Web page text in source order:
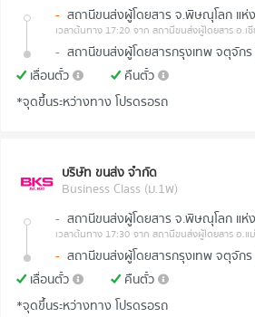
- สถานีขนส่งผู้โดยสาร จ.พิษณุโลก แห่
เวลาต้นทาง 17:20 จาก สถานีขนส่งผู้โดยสาร อ.เ
- สถานีขนส่งผู้โดยสารกรุงเทพ จตุจัก
เลื่อนตั๋ว
คืนตั๋ว
*จุดขึ้นระหว่างทาง โปรดรอรถ
บริษัท ขนส่ง จำกัด
Business Class (ม.1พ)
- สถานีขนส่งผู้โดยสาร จ.พิษณุโลก แห่
เวลาต้นทาง 17:30 จาก สถานีขนส่งผู้โดยสาร อ.แ
- สถานีขนส่งผู้โดยสารกรุงเทพ จตุจัก
เลื่อนตั๋ว
คืนตั๋ว
*จุดขึ้นระหว่างทาง โปรดรอรถ